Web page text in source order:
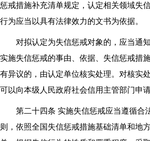
惩戒措施补充清单规定，认定相关领域失
行为应当以具有法律效力的文书为依据。
对拟认定为失信惩戒对象的，应当通
实施失信惩戒的事由、依据、失信惩戒措
有异议的，由认定单位核实处理。对核实
可以向本级人民政府社会信用主管部门申请
第二十四条 实施失信惩戒应当遵循合
则，依照全国失信惩戒措施基础清单和地